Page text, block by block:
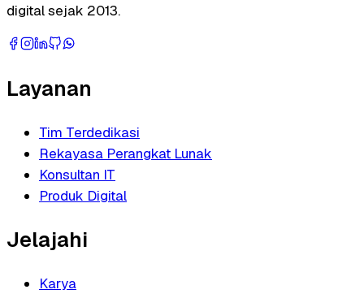
digital sejak 2013.
Layanan
Tim Terdedikasi
Rekayasa Perangkat Lunak
Konsultan IT
Produk Digital
Jelajahi
Karya